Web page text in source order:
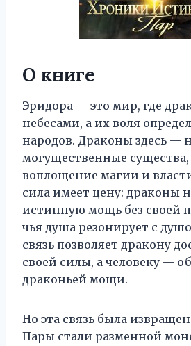
О книге
Эридора — это мир, где
небесами, а их воля
народов. Драконы здесь —
могущественные
воплощение магии и
сила имеет цену: драконы
истинную мощь без своей
чья душа резонирует с
связь позволяет дракону
своей силы, а человеку —
драконьей мощи.
Но эта связь была
Пары стали разменной